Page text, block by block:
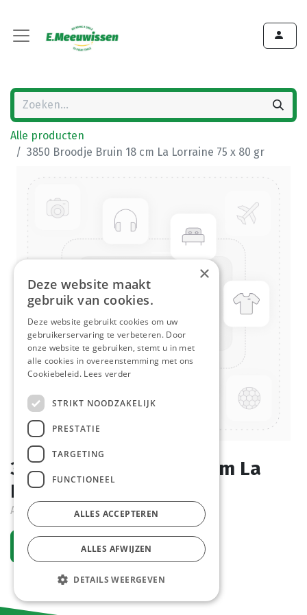
Alle producten
3850 Broodje Bruin 18 cm La Lorraine 75 x 80 gr
3850 Broodje Bruin 18 cm La
Lorraine 75 x 80 gr
Actief
Vraag een account aan
×
Deze website maakt
gebruik van cookies.
Deze website gebruikt cookies om uw
gebruikerservaring te verbeteren. Door
onze website te gebruiken, stemt u in met
alle cookies in overeenstemming met ons
Cookiebeleid. Lees verder
STRIKT NOODZAKELIJK
PRESTATIE
TARGETING
FUNCTIONEEL
ALLES ACCEPTEREN
ALLES AFWIJZEN
DETAILS WEERGEVEN